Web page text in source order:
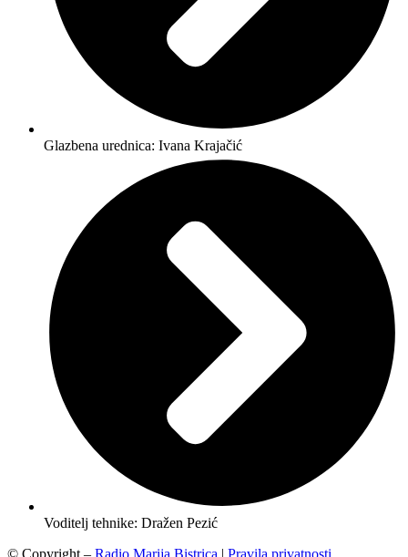
Glazbena urednica: Ivana Krajačić
Voditelj tehnike: Dražen Pezić